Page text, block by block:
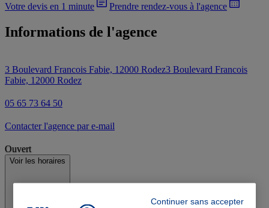
Votre devis en 1 minute Prendre rendez-vous à l'agence
Informations de l'agence
3 Boulevard Francois Fabie, 12000 Rodez3 Boulevard Francois
Fabie, 12000 Rodez
05 65 73 64 50
Contacter l'agence par e-mail
Ouvert
Voir les horaires
Continuer sans accepter